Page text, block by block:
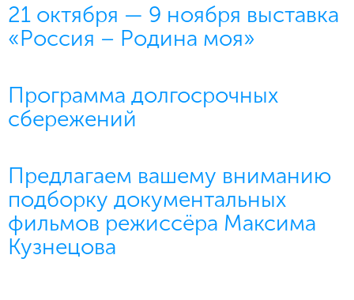
21 октября — 9 ноября выставка
«Россия – Родина моя»
Программа долгосрочных
сбережений
Предлагаем вашему вниманию
подборку документальных
фильмов режиссёра Максима
Кузнецова